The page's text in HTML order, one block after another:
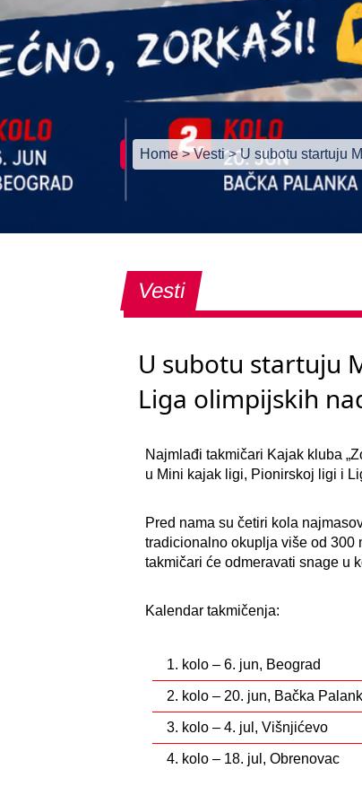
Home> Vesti> U subotu startuju
Vesti
U subotu startuju
Liga olimpijskih
Najmlađi takmičari Kajak kluba
u Mini kajak ligi, Pionirskoj ligi i
Pred nama su četiri kola
tradicionalno okuplja više od 300
takmičari će odmeravati snage u
Kalendar takmičenja:
1. kolo – 6. jun, Beograd
2. kolo – 20. jun, Bačka
3. kolo – 4. jul, Višnjićevo
4. kolo – 18. jul, Obrenovac